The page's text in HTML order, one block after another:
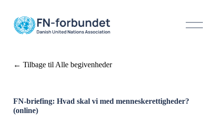
Å
b
Tilbage til Alle begivenheder
FN-briefing: Hvad skal vi med menneskerettigheder?
(online)